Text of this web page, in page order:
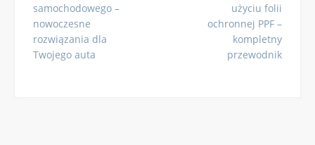
samochodowego –
nowoczesne
rozwiązania dla
Twojego auta
użyciu folii
ochronnej PPF –
kompletny
przewodnik